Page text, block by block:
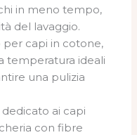
in meno tempo,
del lavaggio.
per capi in cotone,
temperatura ideali
una pulizia
ai capi
con fibre